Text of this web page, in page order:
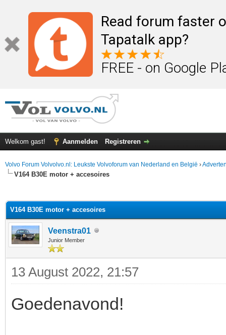
Read forum faster
Tapatalk app?
FREE - on Google
Welkom gast! Aanmelden Registreren
Volvo Forum Volvolvo.nl: Leukste Volvoforum van Nederland en België ›
V164 B30E motor + accesoires
V164 B30E motor + accesoires
Veenstra01
Junior Member
13 August 2022, 21:57
Goedenavond!